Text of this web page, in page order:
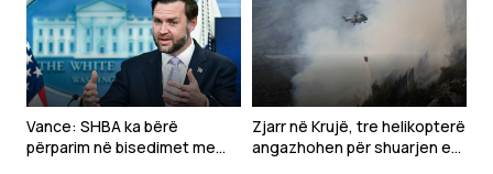
Vance: SHBA ka bërë
përparim në bisedimet me
Zjarr në Krujë, tre helikopterë
angazhohen për shuarjen e